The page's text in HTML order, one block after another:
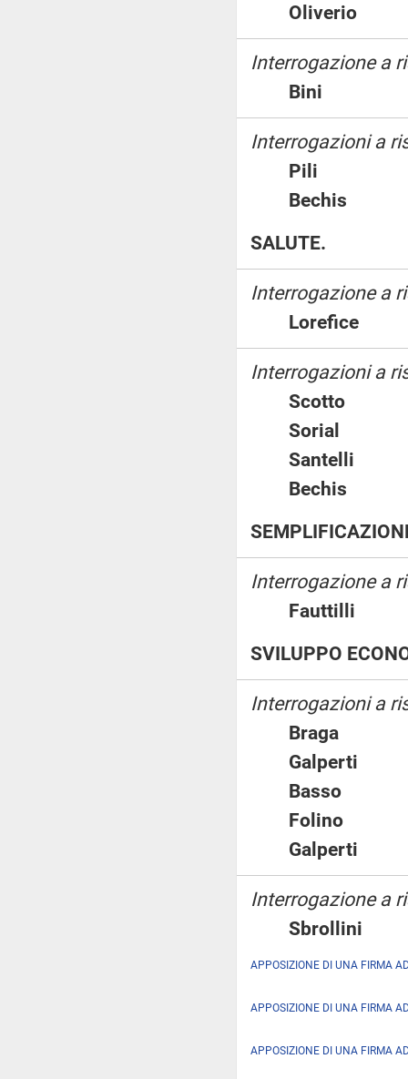
Oliverio
Interrogazione a
Bini
Interrogazioni a
Pili
Bechis
SALUTE.
Interrogazione a
Lorefice
Interrogazioni a
Scotto
Sorial
Santelli
Bechis
Interrogazione a
Fauttilli
SVILUPPO
Interrogazioni a
Braga
Galperti
Basso
Folino
Galperti
Interrogazione a
Sbrollini
APPOSIZIONE DI UNA FIRMA
APPOSIZIONE DI UNA FIRMA
APPOSIZIONE DI UNA FIRMA